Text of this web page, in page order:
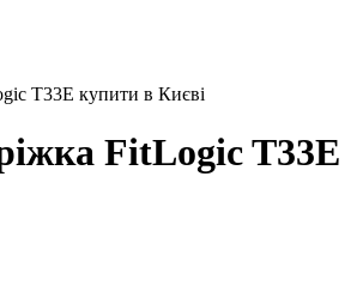
T33E купити в Києві
FitLogic T33E